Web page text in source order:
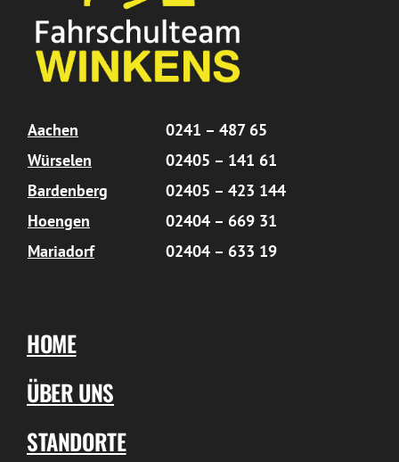
Aachen
0241 – 487 65
Würselen
02405 – 141 61
Bardenberg
02405 – 423 144
Hoengen
02404 – 669 31
Mariadorf
02404 – 633 19
HOME
ÜBER UNS
STANDORTE